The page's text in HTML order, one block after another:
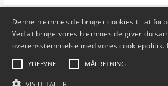
dog
i
din
sejlretning!”
Denne hjemmeside bruger cookies til at
Ved at bruge vores hjemmeside giver du
overensstemmelse med vores cookiepolitik.
YDEEVNE MÅLRETNING
VIS DETALJER